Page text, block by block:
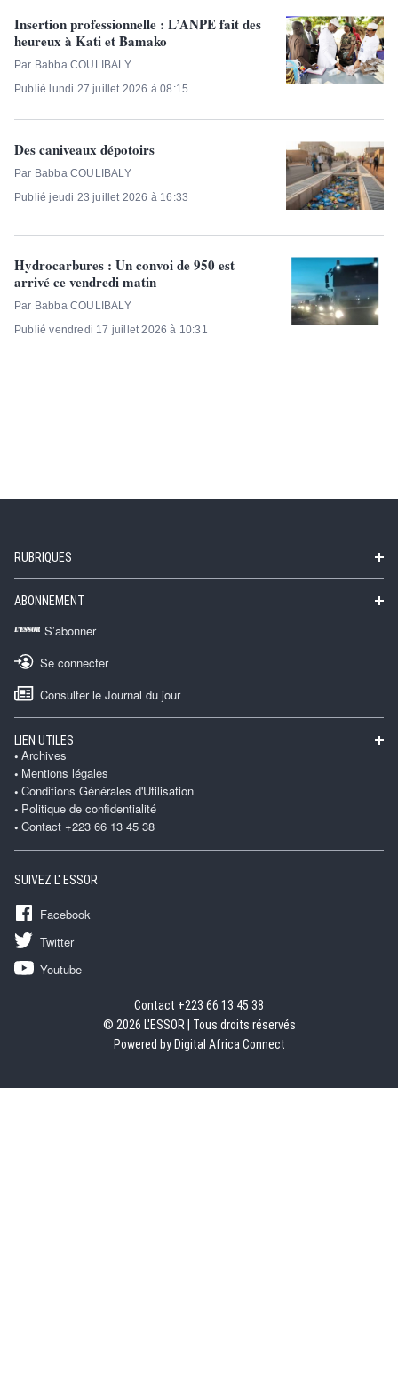
Insertion professionnelle : L’ANPE fait des
heureux à Kati et Bamako
Par Babba COULIBALY
Publié lundi 27 juillet 2026 à 08:15
Des caniveaux dépotoirs
Par Babba COULIBALY
Publié jeudi 23 juillet 2026 à 16:33
Hydrocarbures : Un convoi de 950 est
arrivé ce vendredi matin
Par Babba COULIBALY
Publié vendredi 17 juillet 2026 à 10:31
RUBRIQUES
ABONNEMENT
S’abonner
Se connecter
Consulter le Journal du jour
LIEN UTILES
Archives
Mentions légales
Conditions Générales d'Utilisation
Politique de confidentialité
Contact +223 66 13 45 38
SUIVEZ L' ESSOR
Facebook
Twitter
Youtube
Contact +223 66 13 45 38
© 2026 L'ESSOR | Tous droits réservés
Powered by Digital Africa Connect